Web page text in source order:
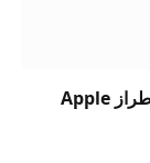
iPhone Ultra قادم: ست ميزات جديدة في طراز Apple